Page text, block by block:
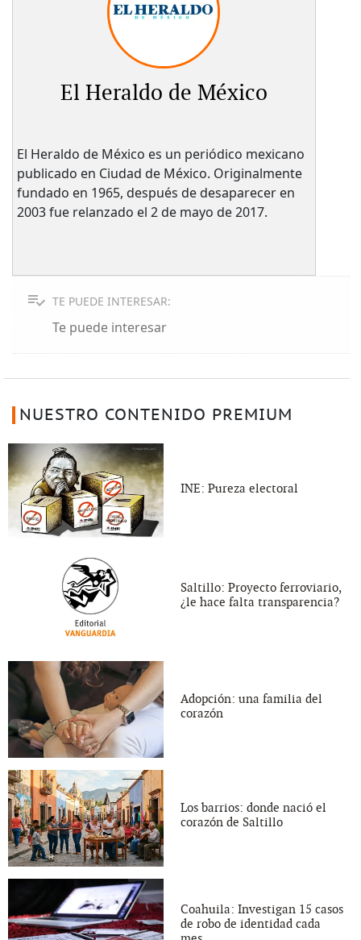
El Heraldo de México
El Heraldo de México es un periódico mexicano
publicado en Ciudad de México. Originalmente
fundado en 1965, después de desaparecer en
2003 fue relanzado el 2 de mayo de 2017.
TE PUEDE INTERESAR:
Te puede interesar
NUESTRO CONTENIDO PREMIUM
INE: Pureza electoral
Saltillo: Proyecto ferroviario,
¿le hace falta transparencia?
Adopción: una familia del
corazón
Los barrios: donde nació el
corazón de Saltillo
Coahuila: Investigan 15 casos
de robo de identidad cada